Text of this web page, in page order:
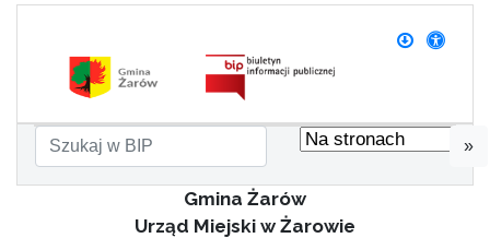
»
Gmina Żarów
Urząd Miejski w Żarowie